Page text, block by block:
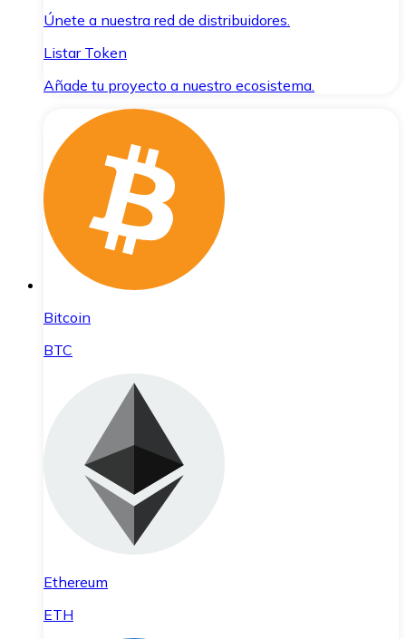
Únete a nuestra red de distribuidores.
Listar Token
Añade tu proyecto a nuestro ecosistema.
Bitcoin
BTC
Ethereum
ETH